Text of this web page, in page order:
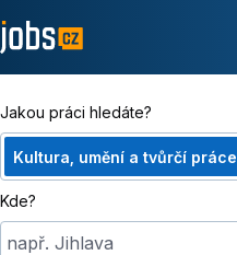
Jakou práci hledáte?
Kultura, umění a tvůrčí práce
Kde?
např. Jihlava